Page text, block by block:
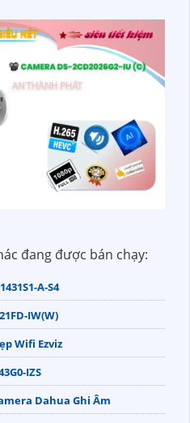
đang được bán chạy:
A-S4
IW(W)
Wifi Ezviz
IZS
Dahua Ghi Âm